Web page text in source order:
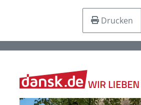
Drucken